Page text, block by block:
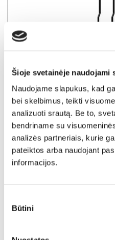
Šioje svetainėje naudojami
Naudojame slapukus, kad
bei skelbimus, teikti
analizuoti srautą. Be to,
bendriname su
analizės partneriais, kurie
pateiktos arba naudojant
informacijos.
pasirinkimas
Būtini
YRA SANDĖLYJE
BRAGA spintos 02
Išmatavimai: A:114cmP:2cmG:3cm